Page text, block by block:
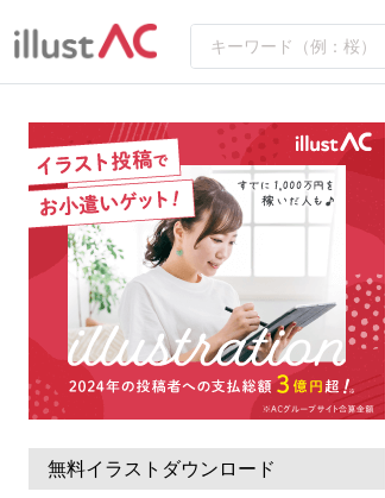
無料イラストダウンロード